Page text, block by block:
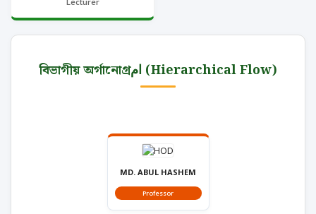
বিভাগীয় অর্গানোগ্রام (Hierarchical Flow)
MD. ABUL HASHEM
Professor